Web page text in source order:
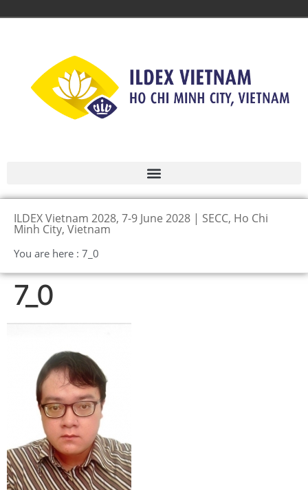
ILDEX Vietnam 2028, 7-9 June 2028 | SECC, Ho Chi
Minh City, Vietnam
You are here : 7_0
7_0